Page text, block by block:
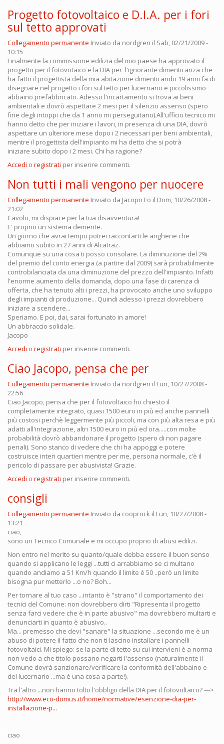
Progetto fotovoltaico e D.I.A. per i fori
sul tetto approvati
Collegamento permanente Inviato da nordgren il Sab, 02/21/2009 -
10:15
Finalmente la commissione edilizia del mio paese ha approvato il
progetto per il fotovotaico e la DIA per l'ignorante dimenticanza che
ha fatto il progettista della mia abitazione dimenticando 19 anni fa di
disegnare nel progetto i fori sul tetto per lucernario e piccolissimo
abbaino prefabbricato. Adesso l'incartamento si trova ai beni
ambientali e dovrò aspettare 2 mesi per il silenzio assenso (spero
fine degli intoppi che da 1 anno mi perseguitano).All'ufficio tecnico mi
hanno detto che per iniziare i lavori, in presenza di una DIA, dovrò
aspettare un ulteriore mese dopo i 2 necessari per beni ambientali,
mentre il progettista dell'impianto mi ha detto che si potrà
iniziare subito dopo i 2 mesi. Chi ha ragione?
Accedi o registrati per inserire commenti.
Non tutti i mali vengono per nuocere
Collegamento permanente Inviato da Jacopo Fo il Dom, 10/26/2008 -
21:02
Cavolo, mi dispiace per la tua disavventura!
E' proprio un sistema demente.
Un giorno che avrai tempo potrei raccontarti le angherie che
abbiamo subito in 27 anni di Alcatraz.
Comunque su una cosa ti posso consolare. La diminuzione del 2%
del premio del conto energia (a partire dal 2009) sarà probabilmente
controbilanciata da una diminuzione del prezzo dell'impianto. Infatti
l'enorme aumento della domanda, dopo una fase di carenza di
offerta, che ha tenuto alti i prezzi, ha provocato anche uno sviluppo
degli impianti di produzione... Quindi adesso i prezzi dovrebbero
iniziare a scendere...
Speriamo. E poi, dai, sarai fortunato in amore!
Un abbraccio solidale.
Jacopo
Accedi o registrati per inserire commenti.
Ciao Jacopo, pensa che per
Collegamento permanente Inviato da nordgren il Lun, 10/27/2008 -
22:56
Ciao Jacopo, pensa che per il fotovoltaico ho chiesto il
completamente integrato, quasi 1500 euro in più ed anche pannelli
più costosi perchè leggermente più piccoli, ma con più alta resa e più
adatti all'integrazione, altri 1500 euro in più ed ora.....con molte
probabilità dovrò abbandonare il progetto (spero di non pagare
penali). Sono stanco di vedere che chi ha appoggi e potere
costruisce interi quartieri mentre per me, persona normale, c'è il
pericolo di passare per abusivista! Grazie.
Accedi o registrati per inserire commenti.
consigli
Collegamento permanente Inviato da cooprock il Lun, 10/27/2008 -
13:21
ciao,
sono un Tecnico Comunale e mi occupo proprio di abusi edilizi.
Non entro nel merito su quanto/quale debba essere il buon senso
quando si applicano le leggi ...tutti ci arrabbiamo se ci multano
quando andiamo a 51 Km/h quando il limite è 50 ..però un limite
bisogna pur metterlo ...o no? Boh...
Per tornare al tuo caso ...intanto è "strano" il comportamento dei
tecnici del Comune: non dovrebbero dirti "Ripresenta il progetto
senza farci vedere che è in parte abusivo" ma dovrebbero multarti e
denunciarti in quanto è abusivo..
Ma... premesso che devi "sanare" la situazione ...secondo me è un
abuso di potere il fatto che non ti lascino installare i pannelli
fotovoltaici. Mi spiego: se la parte di tetto su cui intervieni è a norma
non vedo a che titolo possano negarti l'assenso (naturalmente il
Comune dovrà sanzionare/verificare la conformità dell'abbaino e
del lucernario ...ma è una cosa a parte!).
Tra l'altro ...non hanno tolto l'obbligo della DIA per il fotovoltaico? --->
http://www.eco-domus.it/home/normative/esenzione-dia-per-
installazione-p...
ciao